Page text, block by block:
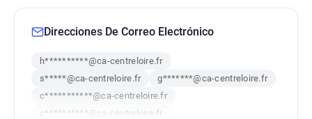
Direcciones De Correo Electrónico
h**********@ca-centreloire.fr
s*****@ca-centreloire.fr
g*******@ca-centreloire.fr
c***********@ca-centreloire.fr
c**********@ca-centreloire.fr